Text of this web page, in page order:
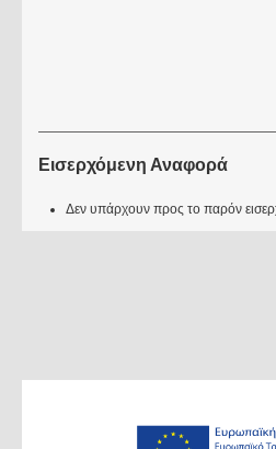
Εισερχόμενη Αναφορά
Δεν υπάρχουν προς το παρόν